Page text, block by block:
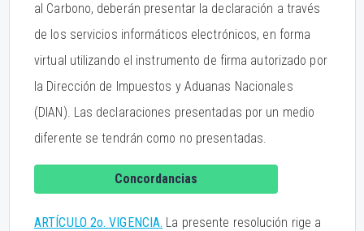
al Carbono, deberán presentar la declaración a través
de los servicios informáticos electrónicos, en forma
virtual utilizando el instrumento de firma autorizado por
la Dirección de Impuestos y Aduanas Nacionales
(DIAN). Las declaraciones presentadas por un medio
diferente se tendrán como no presentadas.
Concordancias
ARTÍCULO 2o. VIGENCIA. La presente resolución rige a